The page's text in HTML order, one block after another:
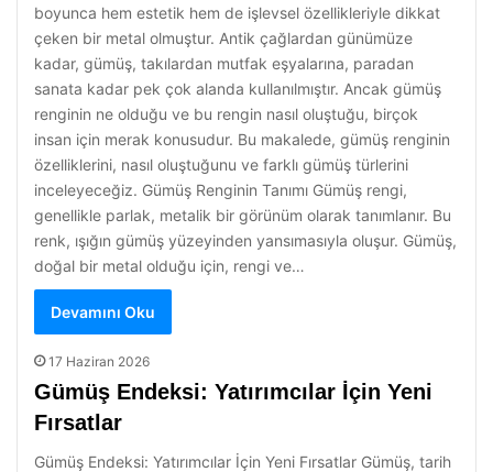
boyunca hem estetik hem de işlevsel özellikleriyle dikkat
çeken bir metal olmuştur. Antik çağlardan günümüze
kadar, gümüş, takılardan mutfak eşyalarına, paradan
sanata kadar pek çok alanda kullanılmıştır. Ancak gümüş
renginin ne olduğu ve bu rengin nasıl oluştuğu, birçok
insan için merak konusudur. Bu makalede, gümüş renginin
özelliklerini, nasıl oluştuğunu ve farklı gümüş türlerini
inceleyeceğiz. Gümüş Renginin Tanımı Gümüş rengi,
genellikle parlak, metalik bir görünüm olarak tanımlanır. Bu
renk, ışığın gümüş yüzeyinden yansımasıyla oluşur. Gümüş,
doğal bir metal olduğu için, rengi ve…
Devamını Oku
17 Haziran 2026
Gümüş Endeksi: Yatırımcılar İçin Yeni
Fırsatlar
Gümüş Endeksi: Yatırımcılar İçin Yeni Fırsatlar Gümüş, tarih